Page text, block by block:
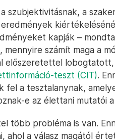
szubjektivitásnak, a
kapják –
számít maga a
előszeretettel lobogtatott,
teszt (CIT).
fel a tesztalanynak,
e az élettani mutatói
több probléma is van.
ahol a válasz magától